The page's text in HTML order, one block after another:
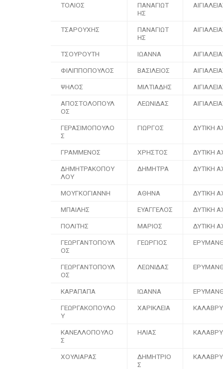
ΤΟΛΙΟΣ
ΠΑΝΑΓΙΩΤ
ΗΣ
ΤΣΑΡΟΥΧΗΣ
ΠΑΝΑΓΙΩΤ
ΗΣ
ΤΣΟΥΡΟΥΤΗ ΙΩΑΝΝΑ
ΦΙΛΙΠΠΟΠΟΥΛΟΣ ΒΑΣΙΛΕΙΟΣ
ΨΗΛΟΣ ΜΙΛΤΙΑΔΗΣ
ΑΠΟΣΤΟΛΟΠΟΥΛ
ΟΣ
ΛΕΩΝΙΔΑΣ
ΓΕΡΑΣΙΜΟΠΟΥΛΟ
Σ
ΓΙΩΡΓΟΣ ΔΥΤΙΚΗ
ΓΡΑΜΜΕΝΟΣ ΧΡΗΣΤΟΣ ΔΥΤΙΚΗ
ΔΗΜΗΤΡΑΚΟΠΟΥ
ΛΟΥ
ΔΗΜΗΤΡΑ ΔΥΤΙΚΗ
ΜΟΥΓΚΟΓΙΑΝΝΗ ΑΘΗΝΑ ΔΥΤΙΚΗ
ΜΠΑΙΛΗΣ ΕΥΑΓΓΕΛΟΣ ΔΥΤΙΚΗ
ΠΟΛΙΤΗΣ ΜΑΡΙΟΣ ΔΥΤΙΚΗ
ΓΕΩΡΓΑΝΤΟΠΟΥΛ
ΟΣ
ΓΕΩΡΓΙΟΣ
ΓΕΩΡΓΑΝΤΟΠΟΥΛ
ΟΣ
ΛΕΩΝΙΔΑΣ
ΚΑΡΑΠΑΠΑ ΙΩΑΝΝΑ
ΓΕΩΡΓΑΚΟΠΟΥΛΟ
Υ
ΧΑΡΙΚΛΕΙΑ
ΚΑΝΕΛΛΟΠΟΥΛΟ
Σ
ΗΛΙΑΣ
ΧΟΥΛΙΑΡΑΣ
ΔΗΜΗΤΡΙΟ
Σ